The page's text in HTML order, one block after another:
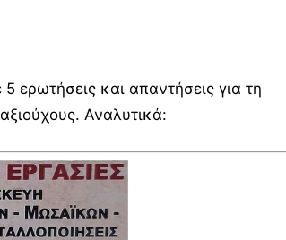
ερωτήσεις και απαντήσεις για τη
Αναλυτικά: